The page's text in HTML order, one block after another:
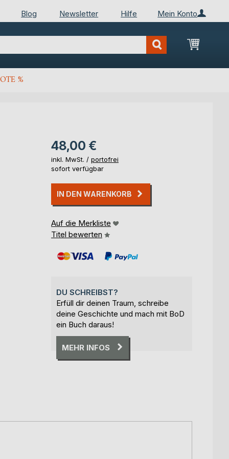
Mein Konto
Blog Newsletter Hilfe
Mein
%
48,00 €
inkl. MwSt. / portofrei
sofort verfügbar
IN DEN WARENKORB
Auf die Merkliste
Titel bewerten
DU SCHREIBST?
Erfüll dir deinen Traum, schreibe
deine Geschichte und mach mit BoD
ein Buch daraus!
MEHR INFOS